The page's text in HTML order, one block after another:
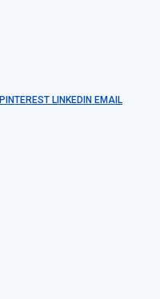
PINTEREST LINKEDIN EMAIL